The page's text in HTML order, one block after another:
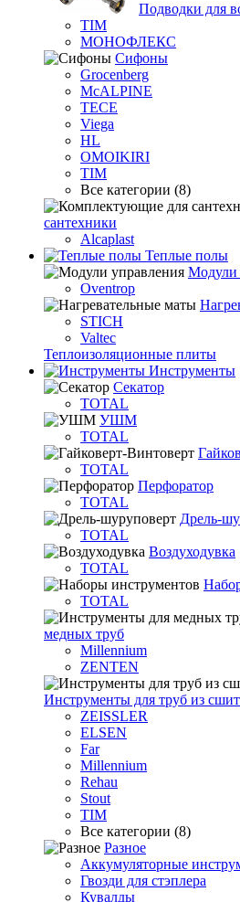
Подводки для
TIM
МОНОФЛЕКС
Сифоны
Grocenberg
McALPINE
TECE
Viega
HL
OMOIKIRI
TIM
Все категории (8)
сантехники
Alcaplast
Теплые полы
Модули
Oventrop
STICH
Valtec
Теплоизоляционные плиты
Инструменты
Секатор
TOTAL
УШМ
TOTAL
TOTAL
Перфоратор
TOTAL
Дрель-
TOTAL
Воздуходувка
TOTAL
TOTAL
медных труб
Millennium
ZENTEN
Инструменты для труб из
ZEISSLER
ELSEN
Far
Millennium
Rehau
Stout
TIM
Все категории (8)
Разное
Аккумуляторные
Гвозди для стэплера
Кувалды